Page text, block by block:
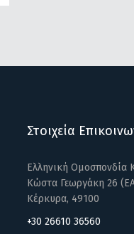
Στοιχεία
Ελληνική Ομοσπονδία
Κώστα Γεωργάκη 26
Κέρκυρα, 49100
+30 26610 36560